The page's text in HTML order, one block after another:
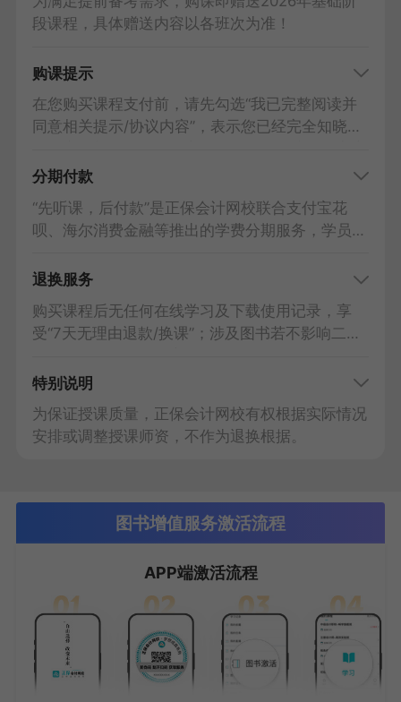
时间为准。
预售图书：将在出版后按照订单顺序陆续发出，请
预计现货时间：应试指南、思维导图、历年真题及
模拟试卷：2026年8月；官方教材、必刷550题、
临考抢分试卷：2027年1月。
会影响发货速度，我们竭尽全力为您配送，如延迟
收到敬请谅解。
段课程，具体赠送内容以各班次为准！
购课提示
在您购买课程支付前，请先勾选“我已完整阅读并
同意相关提示/协议内容”，表示您已经完全知晓课
间已经就该次交易达成共识。购课协议：
梦想成真
分期付款
“先听课，后付款”是正保会计网校联合支付宝花
呗、海尔消费金融等推出的学费分期服务，学员仅
付。
退换服务
购买课程后无任何在线学习及下载使用记录，享
受“7天无理由退款/换课”；涉及图书若不影响二次
特别说明
为保证授课质量，正保会计网校有权根据实际情况
安排或调整授课师资，不作为退换根据。
图书增值服务激活流程
APP端激活流程